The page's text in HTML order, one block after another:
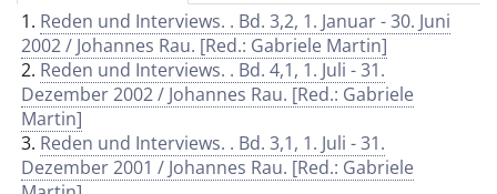
1. Reden und Interviews. . Bd. 3,2, 1. Januar - 30. Juni
2002 / Johannes Rau. [Red.: Gabriele Martin]
2. Reden und Interviews. . Bd. 4,1, 1. Juli - 31.
Dezember 2002 / Johannes Rau. [Red.: Gabriele
Martin]
3. Reden und Interviews. . Bd. 3,1, 1. Juli - 31.
Dezember 2001 / Johannes Rau. [Red.: Gabriele